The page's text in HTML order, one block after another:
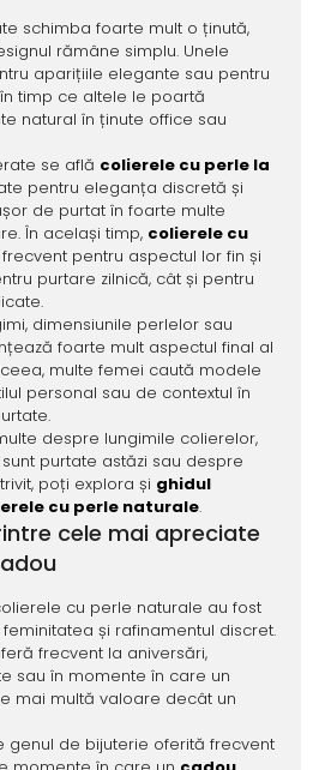
schimba foarte mult o ținută,
rămâne simplu. Unele
aparițiile elegante sau pentru
timp ce altele le poartă
natural în ținute office sau
se află colierele cu perle la
pentru eleganța discretă și
de purtat în foarte multe
În același timp, colierele cu
pentru aspectul lor fin și
purtare zilnică, cât și pentru
dimensiunile perlelor sau
foarte mult aspectul final al
multe femei caută modele
personal sau de contextul în
despre lungimile colierelor,
purtate astăzi sau despre
poți explora și ghidul
cu perle naturale.
cele mai apreciate
cu perle naturale au fost
și rafinamentul discret.
frecvent la aniversări,
sau în momente în care un
mai multă valoare decât un
genul de bijuterie oferită frecvent